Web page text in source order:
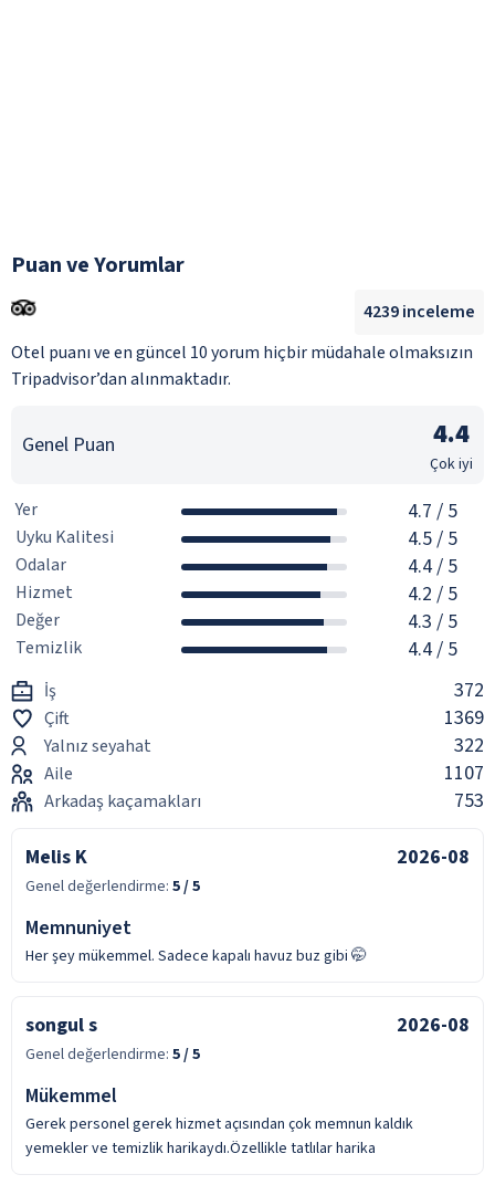
Puan ve Yorumlar
Otel puanı ve en güncel 10 yorum hiçbir müdahale olmaksızın
Tripadvisor’dan alınmaktadır.
4239inceleme
Genel Puan 4.4
Çok iyi
Yer 4.7 / 5
Uyku Kalitesi 4.5/ 5
Odalar 4.4/ 5
Hizmet 4.2 / 5
Değer 4.3 / 5
Temizlik 4.4/ 5
İş 372
Çift 1369
Yalnız seyahat 322
Aile 1107
Arkadaş kaçamakları 753
Melis K 2026-08
Genel değerlendirme: 5/ 5
Memnuniyet
Her şey mükemmel. Sadece kapalı havuz buz gibi 🤭
songul s 2026-08
Genel değerlendirme: 5/ 5
Mükemmel
Gerek personel gerek hizmet açısından çok memnun kaldık
yemekler ve temizlik harikaydı.Özellikle tatlılar harika